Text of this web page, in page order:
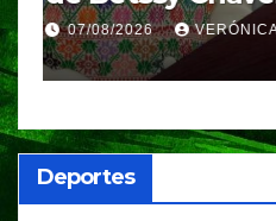
Azul, en
07/08/2026
Deportes